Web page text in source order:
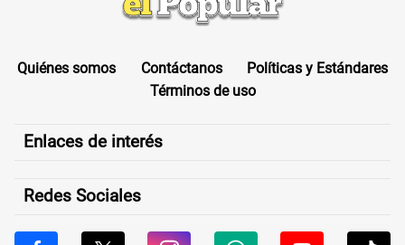
Quiénes somos Contáctanos
Políticas y Estándares
Términos de uso
Enlaces de interés
Redes Sociales